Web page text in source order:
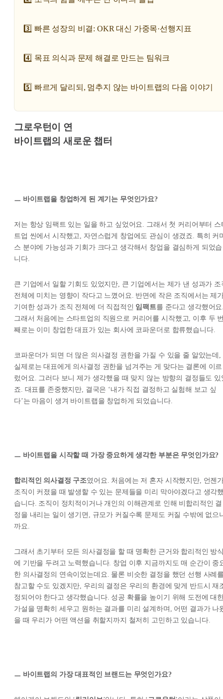
3️⃣ 빠른 성장의 비결: OKR 대신 가중목·선행지표
4️⃣ 목표 의식과 문제 해결로 만드는 팀워크
5️⃣ 빠르게 달리되, 멈추지 않는 바이트랩의 다음 이야기
그로우턴이 연
바이트랩의 새로운 챕터
ㅡ 바이트랩을 창업하게 된 계기는 무엇인가요?
저는 항상 임팩트 있는 일을 하고 싶었어요. 그래서 첫 커리어부터 스
트업 씬에서 시작했고, 자연스럽게 창업에도 관심이 생겼죠. 특히 커
스 분야에 가능성과 기회가 크다고 생각해서 창업을 결심하게 되었습
니다.
큰 기업에서 일할 기회도 있었지만, 큰 기업에서는 제가 낸 성과가 조
전체에 미치는 영향이 작다고 느꼈어요. 반면에 작은 조직에서는 제
기여한 성과가 조직 전체에 더 직접적인 임팩트를 준다고 생각했어
그래서 처음에는 스타트업의 직원으로 커리어를 시작했고, 이후 두
째로는 이미 창업한 대표가 있는 회사에 코파운더로 합류했습니다.
코파운더가 되면 더 많은 의사결정 권한을 가질 수 있을 줄 알았는데,
실제로는 대표에게 의사결정 권한을 넘겨주는 게 맞다는 결론에 이르
렀어요. 그러다 보니 제가 생각했을 때 맞지 않는 방향의 결정들도 있
죠. 대표를 존중했지만, 결국은 ‘내가 직접 결정하고 실험해 보고 싶
다’는 마음이 생겨 바이트랩을 창업하게 되었습니다.
ㅡ 바이트랩을 시작할 때 가장 중요하게 생각한 부분은 무엇인가요?
합리적인 의사결정 구조였어요. 처음에는 저 혼자 시작했지만, 언젠
조직이 커졌을 때 발생할 수 있는 문제들을 미리 막아야겠다고 생각
습니다. 조직이 정치적이거나 개인의 이해관계로 인해 비합리적인 결
정을 내리는 일이 생기면, 규모가 커질수록 문제도 커질 수밖에 없으
까요.
그래서 초기부터 모든 의사결정을 할 때 명확한 근거와 합리적인 방
에 기반을 두려고 노력했습니다. 창업 이후 지금까지도 매 순간이 중
한 의사결정의 연속이었는데요. 물론 비슷한 결정을 했던 선행 사례
참고할 수도 있겠지만, 우리의 결정은 우리의 환경에 맞게 반드시 재
정되어야 한다고 생각했습니다. 성공 확률을 높이기 위해 도전에 대
가설을 명확히 세우고 원하는 결과를 미리 설계하며, 어떤 결과가 나
을 때 우리가 어떤 액션을 취할지까지 철저히 고민하고 있습니다.
ㅡ 바이트랩의 가장 대표적인 브랜드는 무엇인가요?